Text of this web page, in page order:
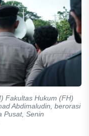
Fakultas Hukum (FH)
Abdimaludin, berorasi
Pusat, Senin